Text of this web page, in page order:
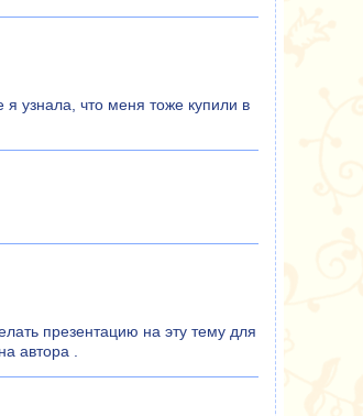
я узнала, что меня тоже купили в
презентацию на эту тему для
автора .